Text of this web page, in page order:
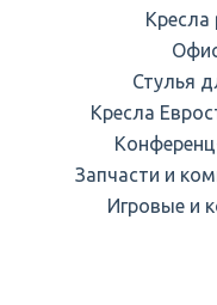
Кресла
Стулья
Кресла
Запчасти и
Игровые и